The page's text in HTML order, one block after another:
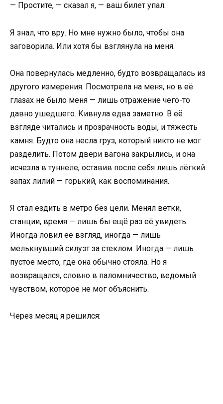
— Простите, — сказал я, — ваш билет упал.
Я знал, что вру. Но мне нужно было, чтобы она
заговорила. Или хотя бы взглянула на меня.
Она повернулась медленно, будто возвращалась из
другого измерения. Посмотрела на меня, но в её
глазах не было меня — лишь отражение чего-то
давно ушедшего. Кивнула едва заметно. В её
взгляде читались и прозрачность воды, и тяжесть
камня. Будто она несла груз, который никто не мог
разделить. Потом двери вагона закрылись, и она
исчезла в туннеле, оставив после себя лишь лёгкий
запах лилий — горький, как воспоминания.
Я стал ездить в метро без цели. Менял ветки,
станции, время — лишь бы ещё раз её увидеть.
Иногда ловил её взгляд, иногда — лишь
мелькнувший силуэт за стеклом. Иногда — лишь
пустое место, где она обычно стояла. Но я
возвращался, словно в паломничество, ведомый
чувством, которое не мог объяснить.
Через месяц я решился: